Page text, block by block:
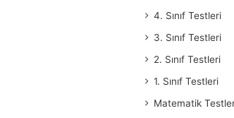
4. Sınıf Testleri
3. Sınıf Testleri
2. Sınıf Testleri
1. Sınıf Testleri
Matematik